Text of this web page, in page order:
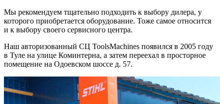
Мы рекомендуем тщательно подходить к выбору дилера, у
которого приобретается оборудование. Тоже самое относится
и к выбору своего сервисного центра.
Наш авторизованный СЦ ToolsMachines появился в 2005 году
в Туле на улице Коминтерна, а затем переехал в просторное
помещение на Одоевском шоссе д. 57.